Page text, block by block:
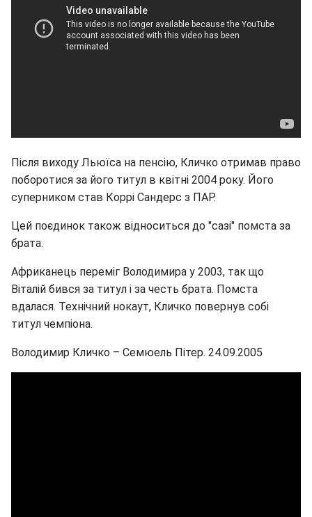
Після виходу Льюїса на пенсію, Кличко отримав право
поборотися за його титул в квітні 2004 року. Його
суперником став Коррі Сандерс з ПАР.
Цей поєдинок також відноситься до "сазі" помста за
брата.
Африканець переміг Володимира у 2003, так що
Віталій бився за титул і за честь брата. Помста
вдалася. Технічний нокаут, Кличко повернув собі
титул чемпіона.
Володимир Кличко – Семюель Пітер. 24.09.2005